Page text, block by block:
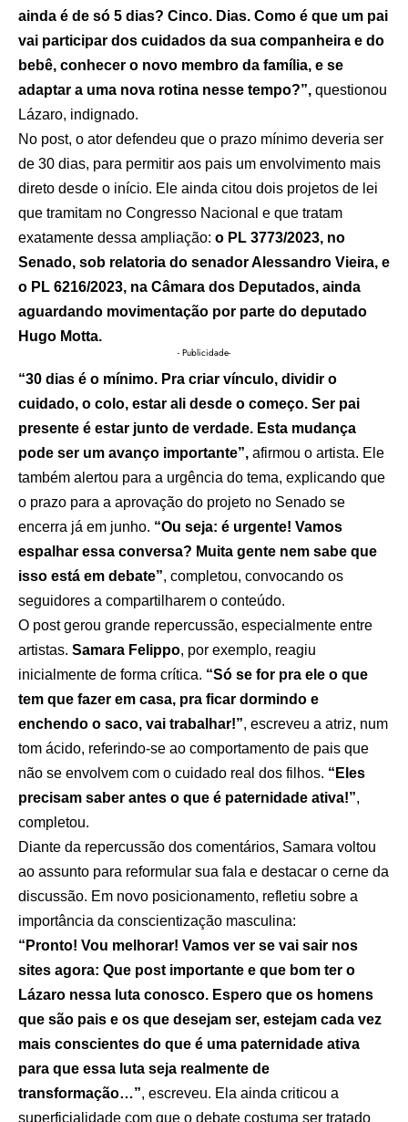
ainda é de só 5 dias? Cinco. Dias. Como é que um pai
vai participar dos cuidados da sua companheira e do
bebê, conhecer o novo membro da família, e se
adaptar a uma nova rotina nesse tempo?”, questionou
Lázaro, indignado.
No post, o ator defendeu que o prazo mínimo deveria ser
de 30 dias, para permitir aos pais um envolvimento mais
direto desde o início. Ele ainda citou dois projetos de lei
que tramitam no Congresso Nacional e que tratam
exatamente dessa ampliação: o PL 3773/2023, no
Senado, sob relatoria do senador Alessandro Vieira, e
o PL 6216/2023, na Câmara dos Deputados, ainda
aguardando movimentação por parte do deputado
Hugo Motta.
- Publicidade-
“30 dias é o mínimo. Pra criar vínculo, dividir o
cuidado, o colo, estar ali desde o começo. Ser pai
presente é estar junto de verdade. Esta mudança
pode ser um avanço importante”, afirmou o artista. Ele
também alertou para a urgência do tema, explicando que
o prazo para a aprovação do projeto no Senado se
encerra já em junho. “Ou seja: é urgente! Vamos
espalhar essa conversa? Muita gente nem sabe que
isso está em debate”, completou, convocando os
seguidores a compartilharem o conteúdo.
O post gerou grande repercussão, especialmente entre
artistas. Samara Felippo, por exemplo, reagiu
inicialmente de forma crítica. “Só se for pra ele o que
tem que fazer em casa, pra ficar dormindo e
enchendo o saco, vai trabalhar!”, escreveu a atriz, num
tom ácido, referindo-se ao comportamento de pais que
não se envolvem com o cuidado real dos filhos. “Eles
precisam saber antes o que é paternidade ativa!”,
completou.
Diante da repercussão dos comentários, Samara voltou
ao assunto para reformular sua fala e destacar o cerne da
discussão. Em novo posicionamento, refletiu sobre a
importância da conscientização masculina:
“Pronto! Vou melhorar! Vamos ver se vai sair nos
sites agora: Que post importante e que bom ter o
Lázaro nessa luta conosco. Espero que os homens
que são pais e os que desejam ser, estejam cada vez
mais conscientes do que é uma paternidade ativa
para que essa luta seja realmente de
transformação…”, escreveu. Ela ainda criticou a
superficialidade com que o debate costuma ser tratado